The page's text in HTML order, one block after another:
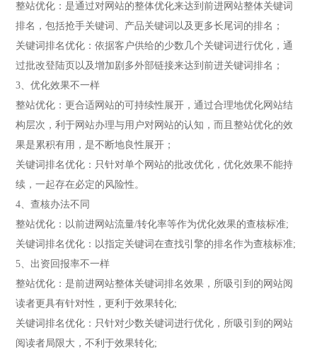
整站优化：是通过对网站的整体优化来达到前进网站整体关键词
排名，包括抢手关键词、产品关键词以及更多长尾词的排名；
关键词排名优化：依据客户供给的少数几个关键词进行优化，通
过批改登陆页以及增加剧多外部链接来达到前进关键词排名；
3、优化效果不一样
整站优化：更合适网站的可持续性展开，通过合理地优化网站结
构层次，利于网站办理与用户对网站的认知，而且整站优化的效
果是累积有用，是不断地良性展开；
关键词排名优化：只针对单个网站的批改优化，优化效果不能持
续，一起存在必定的风险性。
4、查核办法不同
整站优化：以前进网站流量/转化率等作为优化效果的查核标准;
关键词排名优化：以指定关键词在查找引擎的排名作为查核标准;
5、出资回报率不一样
整站优化：是前进网站整体关键词排名效果，所吸引到的网站阅
读者更具有针对性，更利于效果转化;
关键词排名优化：只针对少数关键词进行优化，所吸引到的网站
阅读者局限大，不利于效果转化;